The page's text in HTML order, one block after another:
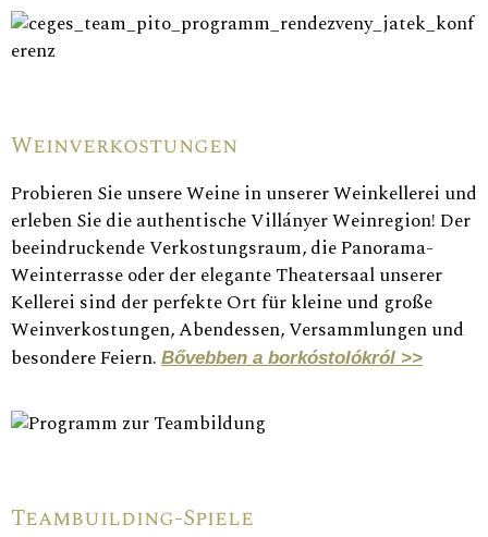
Weinverkostungen
Probieren Sie unsere Weine in unserer Weinkellerei und
erleben Sie die authentische Villányer Weinregion! Der
beeindruckende Verkostungsraum, die Panorama-
Weinterrasse oder der elegante Theatersaal unserer
Kellerei sind der perfekte Ort für kleine und große
Weinverkostungen, Abendessen, Versammlungen und
besondere Feiern. Bővebben a borkóstolókról >>
Teambuilding-Spiele